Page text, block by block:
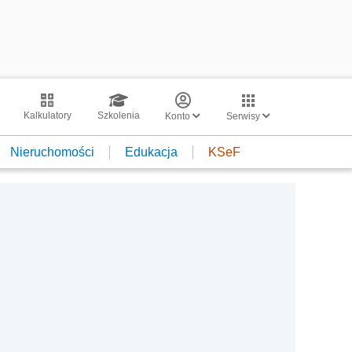
Kalkulatory Szkolenia Konto Serwisy
Nieruchomości Edukacja KSeF